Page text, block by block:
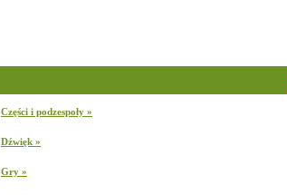
Części i podzespoły »
Dźwięk »
Gry »